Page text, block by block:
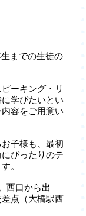
までの生徒の
ーキング・リ
学びたいとい
容をご用意い
子様も、最初
びったりのテ
。
西口から出
点（大橋駅西